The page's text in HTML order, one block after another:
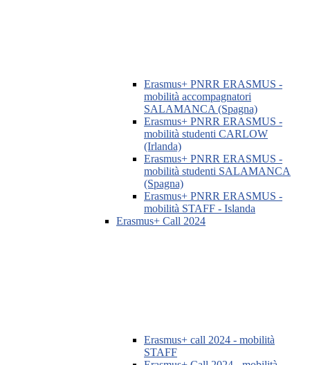
Erasmus+ PNRR ERASMUS -
mobilità accompagnatori
SALAMANCA (Spagna)
Erasmus+ PNRR ERASMUS -
mobilità studenti CARLOW
(Irlanda)
Erasmus+ PNRR ERASMUS -
mobilità studenti SALAMANCA
(Spagna)
Erasmus+ PNRR ERASMUS -
mobilità STAFF - Islanda
Erasmus+ Call 2024
Erasmus+ call 2024 - mobilità
STAFF